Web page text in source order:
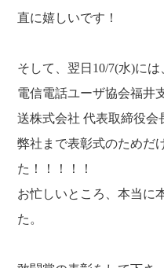
直に嬉しいです！
そして、翌日10/7(水)には
電信電話ユーザ協会福井
送株式会社 代表取締役会
弊社まで表彰式のためだ
た！！！！！
お忙しいところ、本当に
た。